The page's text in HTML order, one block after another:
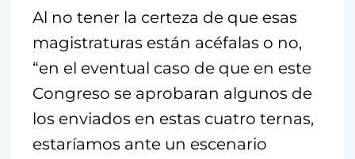
Al no tener la certeza de que esas
magistraturas están acéfalas o no,
“en el eventual caso de que en este
Congreso se aprobaran algunos de
los enviados en estas cuatro ternas,
estaríamos ante un escenario